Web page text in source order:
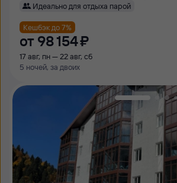
Идеально для отдыха парой
Кешбэк до 7%
от 98 ⁠154 ⁠₽
17 авг, пн — 22 авг, сб
5 ночей, за двоих